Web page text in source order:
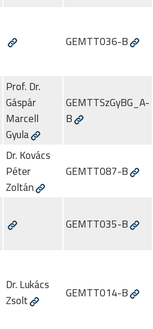
GEMTT036-B
Prof. Dr.
Gáspár
Marcell
Gyula
GEMTTSzGyBG_A-
B
Dr. Kovács
Péter
Zoltán
GEMTT087-B
GEMTT035-B
Dr. Lukács
Zsolt
GEMTT014-B